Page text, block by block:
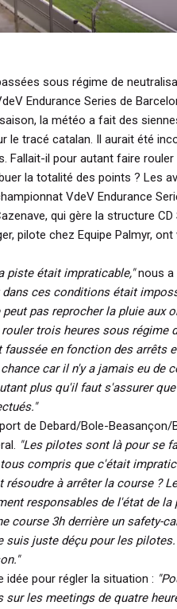
sous régime de
Endurance Series de
la météo a fait des
le tracé catalan. Il aurait été
Fallait-il pour autant faire rouler
la totalité des points ? Les
VdeV Endurance
qui gère la structure
pilote chez Equipe Palmyr,
piste était impraticable,"nous a
dans ces conditions était
pas reprocher la pluie aux
trois heures sous régime
faussée en fonction des arrêts
car il n'y a jamais eu de
plus qu'il faut s'assurer
de Debard/Bole-
"Les pilotes sont là pour se
compris que c'était
à arrêter la course ?
responsables de l'état de la
course 3h derrière un safety-
suis juste déçu pour les
idée pour régler la situation :
sur les meetings de quatre